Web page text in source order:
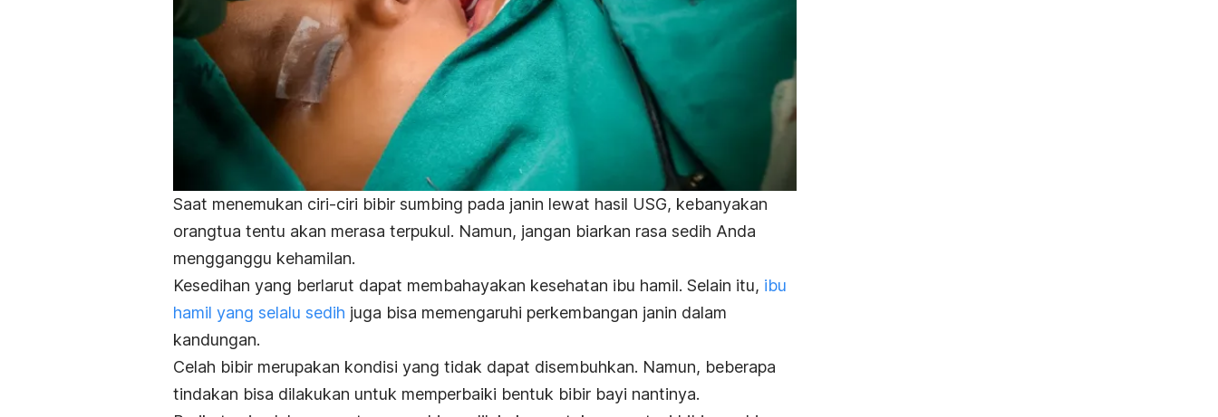
Saat menemukan ciri-ciri bibir sumbing pada janin lewat hasil USG, kebanyakan
orangtua tentu akan merasa terpukul. Namun, jangan biarkan rasa sedih Anda
mengganggu kehamilan.
Kesedihan yang berlarut dapat membahayakan kesehatan ibu hamil. Selain itu, ibu
hamil yang selalu sedih juga bisa memengaruhi perkembangan janin dalam
kandungan.
Celah bibir merupakan kondisi yang tidak dapat disembuhkan. Namun, beberapa
tindakan bisa dilakukan untuk memperbaiki bentuk bibir bayi nantinya.